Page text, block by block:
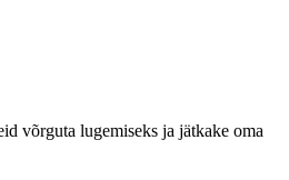
võrguta lugemiseks ja jätkake oma